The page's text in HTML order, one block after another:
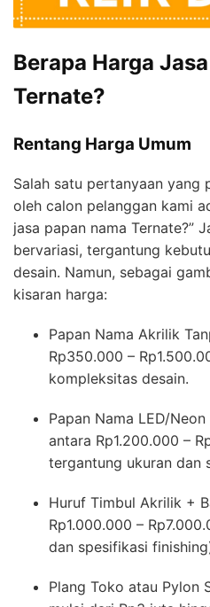
Berapa Harga
Ternate?
Rentang Harga Umum
Salah satu pertanyaan yang
oleh calon pelanggan kami
jasa papan nama Ternate?”
bervariasi, tergantung
desain. Namun, sebagai
kisaran harga:
Papan Nama Akrilik
Rp350.000 –
kompleksitas desain.
Papan Nama LED/
antara Rp1.200.000 –
tergantung ukuran dan
Huruf Timbul Akrilik +
Rp1.000.000 –
dan spesifikasi
Plang Toko atau Pylon